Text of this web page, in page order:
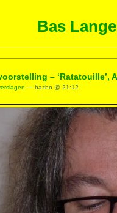
Bas
– ‘Ratatouille’,
— bazbo @ 21:12